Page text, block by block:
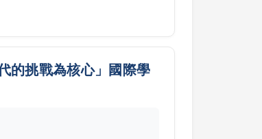
的挑戰為核心」國際學